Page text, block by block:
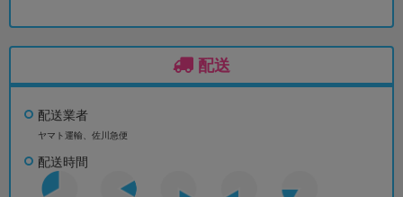
配送
配送業者
ヤマト運輸、佐川急便
配送時間